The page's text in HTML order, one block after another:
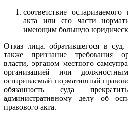
соответствие
акта или его части
имеющим большую
Отказ лица, обратившегося в суд,
также признание требования
власти, органом местного
организацией или
оспариваемый нормативный
обязанность суда
административному делу об
правового акта.